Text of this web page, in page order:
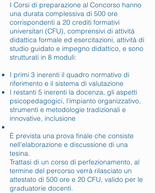
I Corsi di preparazione al Concorso hanno
una durata complessiva di 500 ore
corrispondenti a 20 crediti formativi
universitari (CFU), comprensivi di attività
didattica formale ed esercitazioni, attività di
studio guidato e impegno didattico, e sono
strutturati in 8 moduli:
I primi 3 inerenti il quadro normativo di
riferimento e il sistema di valutazione
I restanti 5 inerenti la docenza, gli aspetti
psicopedagogici, l’impianto organizzativo,
strumenti e metodologie tradizionali e
innovative, inclusione
È prevista una prova finale che consiste
nell'elaborazione e discussione di una
tesina.
Trattasi di un corso di perfezionamento, al
termine del percorso verrà rilasciato un
attestato di 500 ore e 20 CFU, valido per le
graduatorie docenti.